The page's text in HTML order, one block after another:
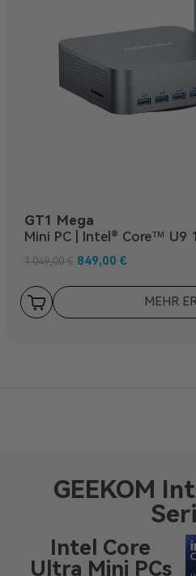
GT1 Mega
Mini PC | Intel® Core™ U9
1.049,00€ 849,00 €
MEHR
GEEKOM
Intel Core
Ultra Mini PCs